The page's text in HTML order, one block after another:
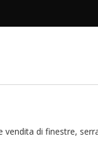
di finestre,